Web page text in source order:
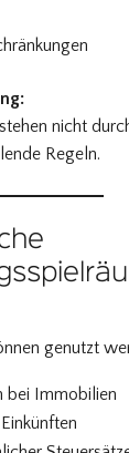
nicht
Regeln.
genutzt
bei Immobilien